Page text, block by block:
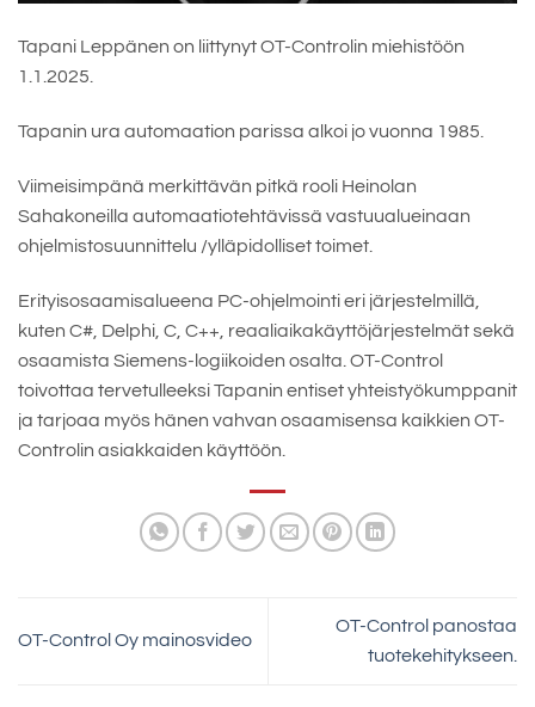
Tapani Leppänen on liittynyt OT-Controlin miehistöön
1.1.2025.
Tapanin ura automaation parissa alkoi jo vuonna 1985.
Viimeisimpänä merkittävän pitkä rooli Heinolan
Sahakoneilla automaatiotehtävissä vastuualueinaan
ohjelmistosuunnittelu /ylläpidolliset toimet.
Erityisosaamisalueena PC-ohjelmointi eri järjestelmillä,
kuten C#, Delphi, C, C++, reaaliaikakäyttöjärjestelmät sekä
osaamista Siemens-logiikoiden osalta. OT-Control
toivottaa tervetulleeksi Tapanin entiset yhteistyökumppanit
ja tarjoaa myös hänen vahvan osaamisensa kaikkien OT-
Controlin asiakkaiden käyttöön.
OT-Control Oy mainosvideo
OT-Control panostaa
tuotekehitykseen.